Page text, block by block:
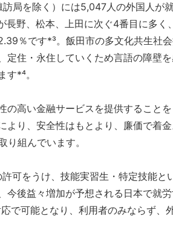
局を除く）には5,047人の外国人が
野、松本、上田に次ぐ4番目に多
％です*³。飯田市の多文化共生社
住・永住していくため言語の障壁
*⁴。
高い金融サービスを提供すること
り、安全性はもとより、廉価で着
組んでいます。
可をうけ、技能実習生・特定技能と
後益々増加が予想される日本で就
で可能となり、利用者のみならず、